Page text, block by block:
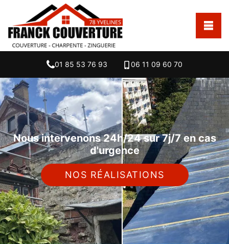
01 85 53 76 93 06 11 09 60 70
Nous intervenons 24h/24 sur 7j/7 en cas
d'urgence
NOS RÉALISATIONS